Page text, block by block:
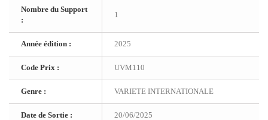
Nombre du Support
:
1
Année édition : 2025
Code Prix : UVM110
Genre : VARIETE INTERNATIONALE
Date de Sortie : 20/06/2025